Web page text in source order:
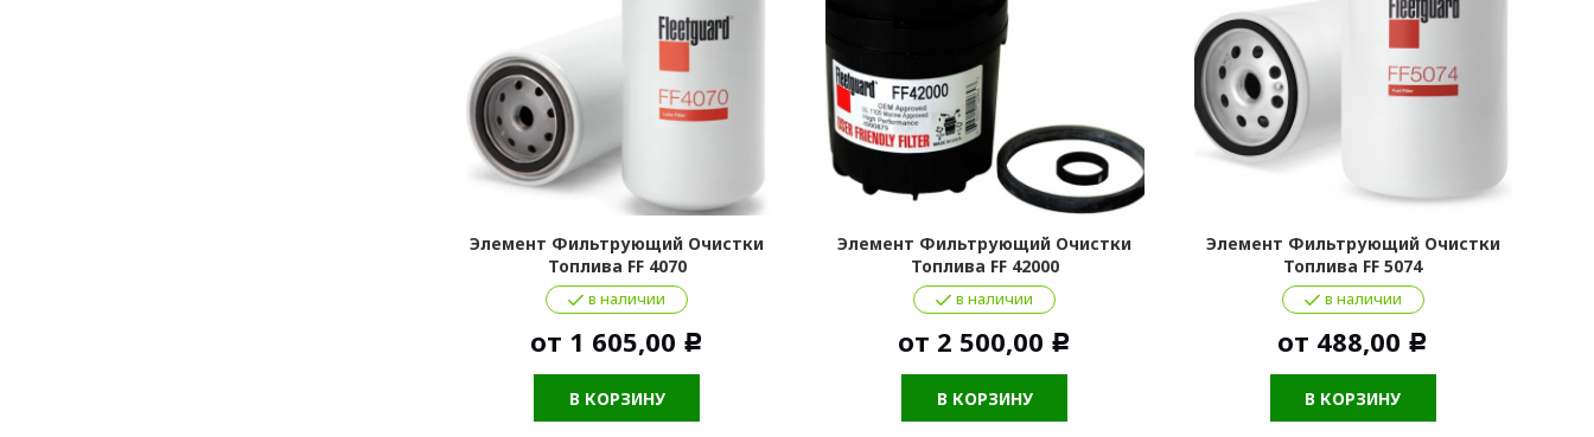
Элемент Фильтрующий Очистки
Топлива FF 4070
в наличии
от 1 605,00 Р
В КОРЗИНУ
Элемент Фильтрующий Очистки
Топлива FF 42000
в наличии
от 2 500,00 Р
В КОРЗИНУ
Элемент Фильтрующий Очистки
Топлива FF 5074
в наличии
от 488,00 Р
В КОРЗИНУ